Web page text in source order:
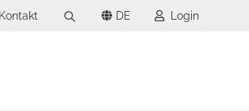
Kontakt DE Login